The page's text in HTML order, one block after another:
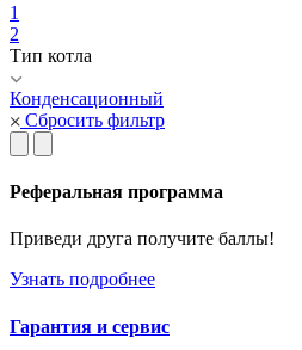
1
2
Тип котла
Конденсационный
Сбросить фильтр
Реферальная программа
Приведи друга получите баллы!
Узнать подробнее
Гарантия и сервис